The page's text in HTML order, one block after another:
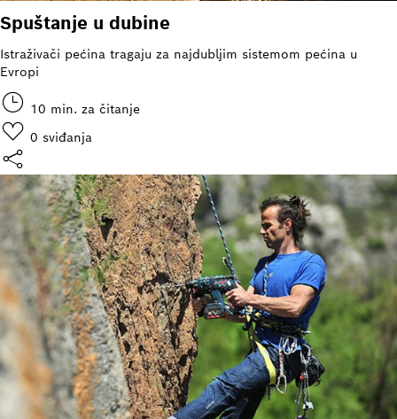
Spuštanje u dubine
Istraživači pećina tragaju za najdubljim sistemom pećina u
Evropi
10 min. za čitanje
0 sviđanja